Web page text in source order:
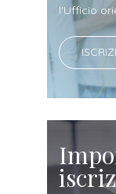
l'Ufficio